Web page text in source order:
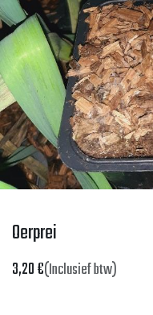
Oerprei
3,20€(Inclusief btw)